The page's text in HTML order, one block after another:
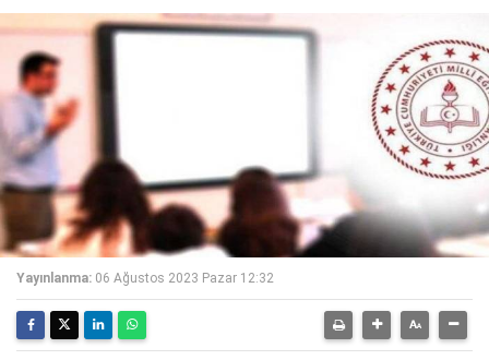
Yayınlanma: 06 Ağustos 2023 Pazar 12:32